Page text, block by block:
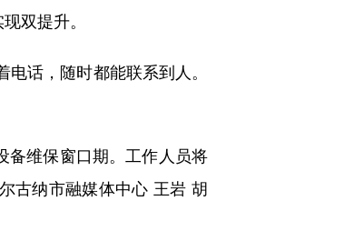
双提升。
话，随时都能联系到人。
维保窗口期。工作人员将
古纳市融媒体中心 王岩 胡